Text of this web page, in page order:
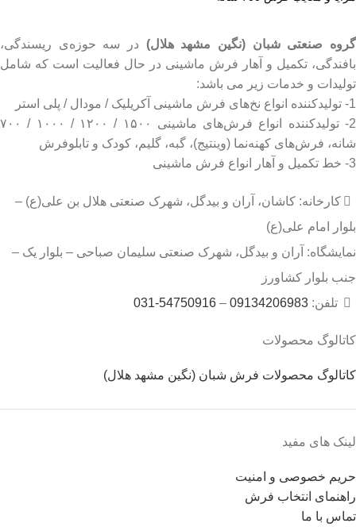
گروه صنعتی شبان (نگین مشهد هلال) در سه حوزه‌ی ریسندگی،
بافندگی، تکمیل و آهار فرش ماشینی در حال فعالیت است که شامل
تولیدات و خدمات زیر می باشد:
1- تولیدکننده انواع نخ‌های فرش ماشینی آکریلیک / مودال / پلی استر
2- تولیدکننده انواع فرش‌های ماشینی ۱۵۰۰ / ۱۲۰۰ / ۱۰۰۰ / ۷۰۰
شانه، فرش‌های کهنه‌نما (وینتیج)، گبه، گلیم، کودک و تابلوفرش
3- خط تکمیل و آهار انواع فرش ماشینی
کارخانه: کاشان، آران و بیدگل، شهرک صنعتی هلال بن علی(ع) –
بلوار امام علی(ع)
نمایشگاه: آران و بیدگل، شهرک صنعتی سلیمان صباحی – بلوار یک –
جنب بلوار کشاورز
تلفن: 09134206983
–
54750916-031
کاتالوگ محصولات
کاتالوگ محصولات فرش شبان (نگین مشهد هلال)
لینک های مفید
حریم خصوصی و امنیت
راهنمای انتخاب فرش
تماس با ما